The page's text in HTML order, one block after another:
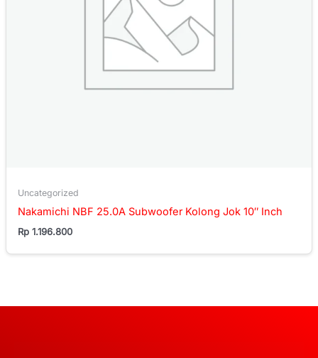
Uncategorized
Nakamichi NBF 25.0A Subwoofer Kolong Jok 10″ Inch
Rp 1.196.800